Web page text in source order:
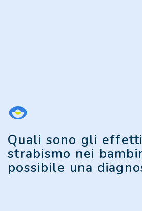
Quali sono gli
strabismo nei
possibile una